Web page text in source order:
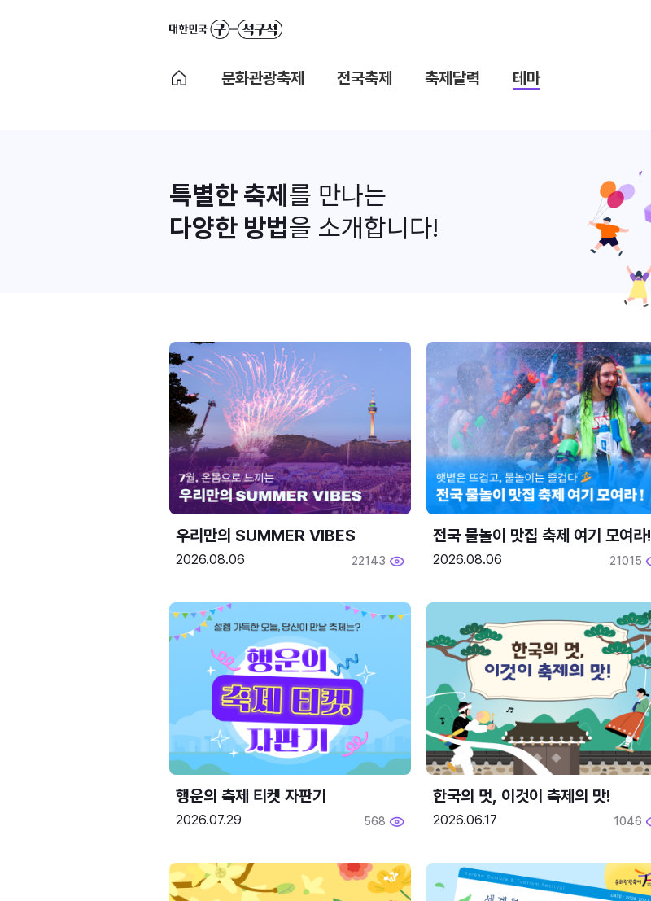
문화관광축제 전국축제 축제달력 테마
특별한 축제 를 만나는
다양한 방법을 소개합니다!
우리만의 SUMMER VIBES
2026.08.06 22143
전국 물놀이 맛집 축제 여기 모여라!
2026.08.06 21015
행운의 축제 티켓 자판기
2026.07.29 568
한국의 멋, 이것이 축제의 맛!
2026.06.17 1046